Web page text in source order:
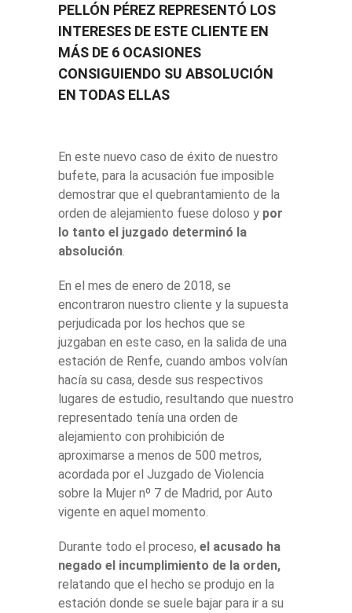
PELLÓN PÉREZ REPRESENTÓ LOS
INTERESES DE ESTE CLIENTE EN
MÁS DE 6 OCASIONES
CONSIGUIENDO SU ABSOLUCIÓN
EN TODAS ELLAS
En este nuevo caso de éxito de nuestro
bufete, para la acusación fue imposible
demostrar que el quebrantamiento de la
orden de alejamiento fuese doloso y por
lo tanto el juzgado determinó la
absolución.
En el mes de enero de 2018, se
encontraron nuestro cliente y la supuesta
perjudicada por los hechos que se
juzgaban en este caso, en la salida de una
estación de Renfe, cuando ambos volvían
hacía su casa, desde sus respectivos
lugares de estudio, resultando que nuestro
representado tenía una orden de
alejamiento con prohibición de
aproximarse a menos de 500 metros,
acordada por el Juzgado de Violencia
sobre la Mujer nº 7 de Madrid, por Auto
vigente en aquel momento.
Durante todo el proceso, el acusado ha
negado el incumplimiento de la orden,
relatando que el hecho se produjo en la
estación donde se suele bajar para ir a su